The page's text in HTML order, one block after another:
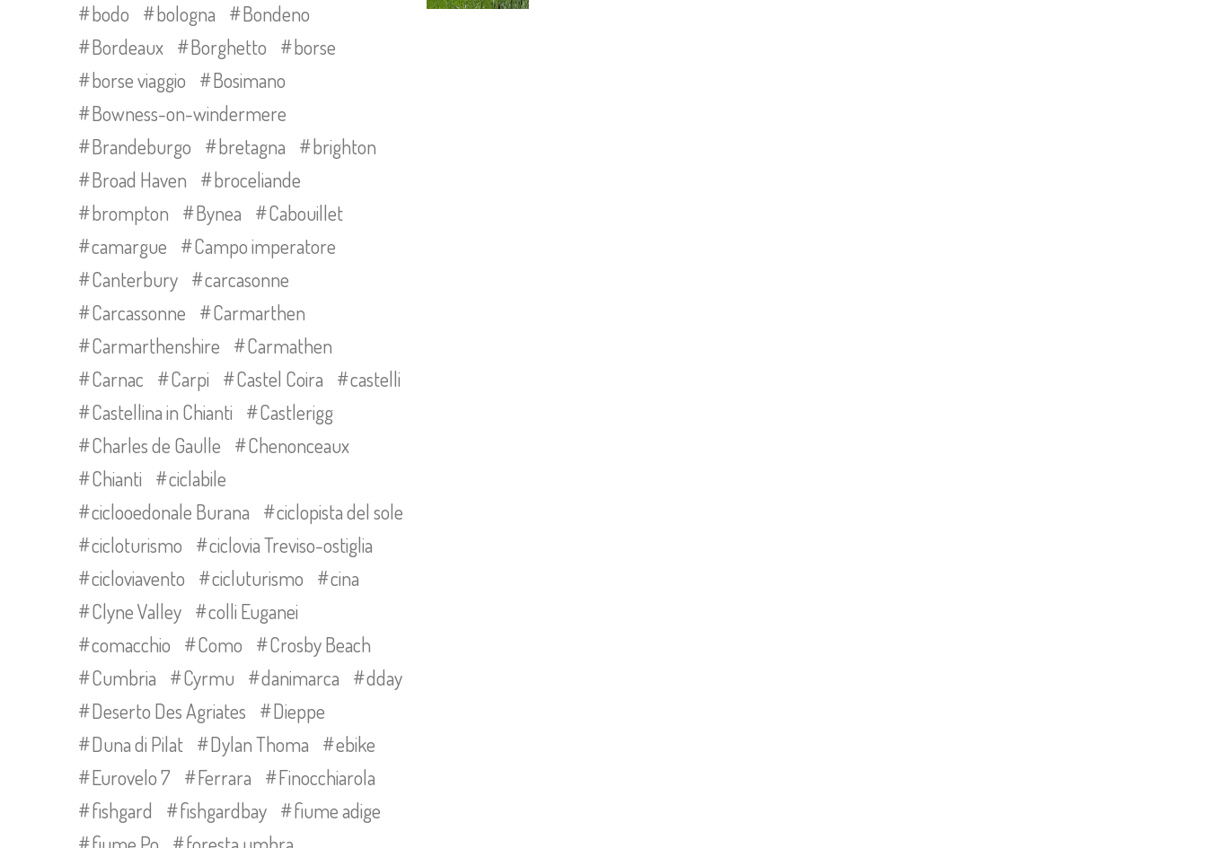
bodo
bologna
Bondeno
Bordeaux
Borghetto
borse
borse viaggio
Bosimano
Bowness-on-windermere
Brandeburgo
bretagna
brighton
Broad Haven
broceliande
brompton
Bynea
Cabouillet
camargue
Campo imperatore
Canterbury
carcasonne
Carcassonne
Carmarthen
Carmarthenshire
Carmathen
Carnac
Carpi Castel Coira
castelli
Castellina in Chianti
Castlerigg
Charles de Gaulle
Chenonceaux
Chianti
ciclabile
ciclooedonale Burana
ciclopista del sole
cicloturismo
ciclovia Treviso-ostiglia
cicloviavento
cicluturismo
cina
Clyne Valley
colli Euganei
comacchio
Como
Crosby Beach
Cumbria
Cyrmu danimarca
dday
Deserto Des Agriates
Dieppe
Duna di Pilat
Dylan Thoma
ebike
Eurovelo 7
Ferrara
Finocchiarola
fishgard
fishgardbay
fiume adige